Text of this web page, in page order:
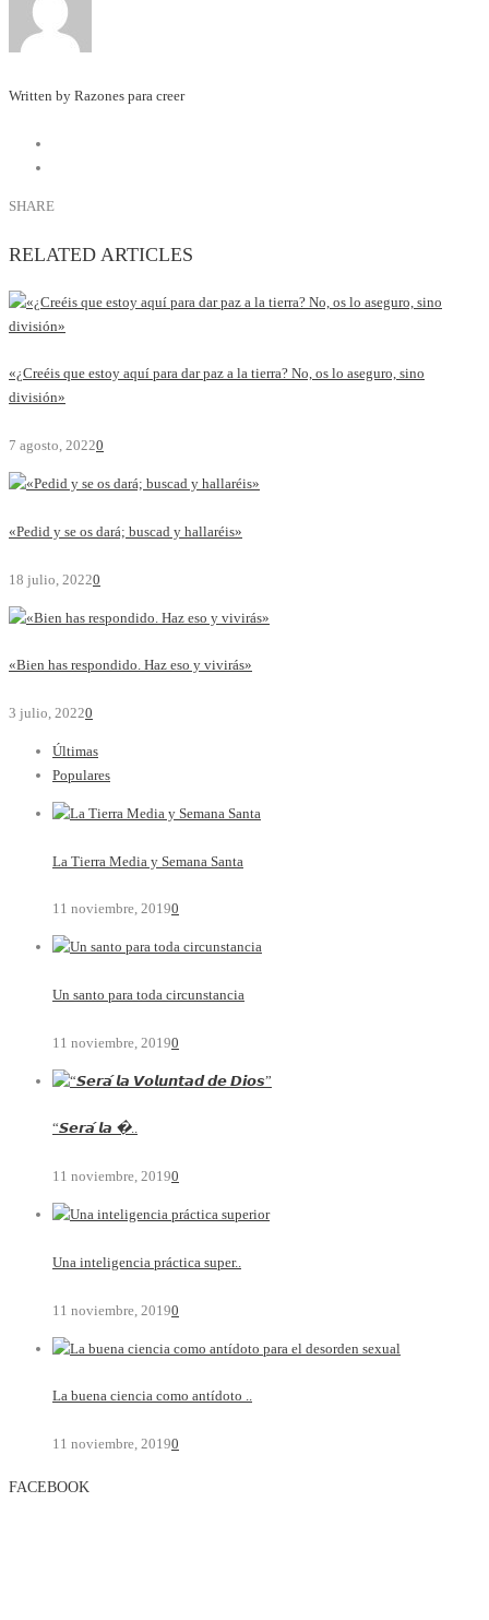
Written by Razones para creer
SHARE
RELATED ARTICLES
«¿Creéis que estoy aquí para dar paz a la tierra? No, os lo aseguro, sino
división»
7 agosto, 20220
«Pedid y se os dará; buscad y hallaréis»
18 julio, 20220
«Bien has respondido. Haz eso y vivirás»
3 julio, 20220
Últimas
Populares
La Tierra Media y Semana Santa
11 noviembre, 20190
Un santo para toda circunstancia
11 noviembre, 20190
“𝙎𝙚𝙧𝙖́ 𝙡𝙖 �..
11 noviembre, 20190
Una inteligencia práctica super..
11 noviembre, 20190
La buena ciencia como antídoto ..
11 noviembre, 20190
FACEBOOK